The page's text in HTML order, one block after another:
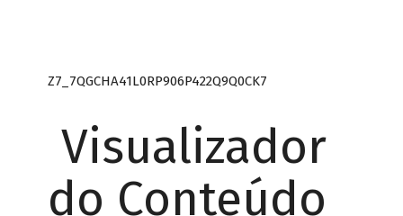
Z7_7QGCHA41L0RP906P422Q9Q0CK7
Visualizador
do Conteúdo